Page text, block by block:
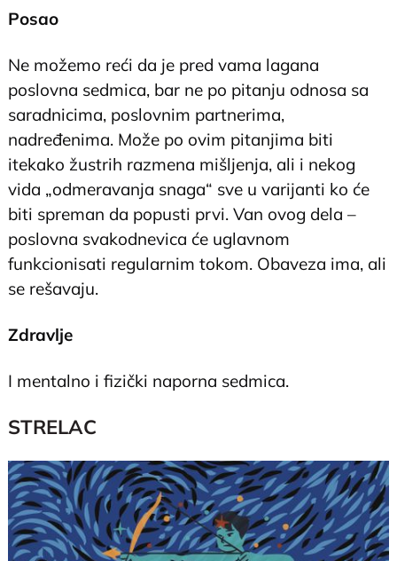
Posao
Ne možemo reći da je pred vama lagana
poslovna sedmica, bar ne po pitanju odnosa sa
saradnicima, poslovnim partnerima,
nadređenima. Može po ovim pitanjima biti
itekako žustrih razmena mišljenja, ali i nekog
vida „odmeravanja snaga“ sve u varijanti ko će
biti spreman da popusti prvi. Van ovog dela –
poslovna svakodnevica će uglavnom
funkcionisati regularnim tokom. Obaveza ima, ali
se rešavaju.
Zdravlje
I mentalno i fizički naporna sedmica.
STRELAC